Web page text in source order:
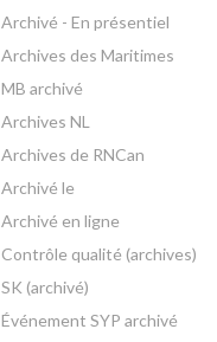
Archivé - En présentiel
Archives des Maritimes
MB archivé
Archives NL
Archives de RNCan
Archivé le
Archivé en ligne
Contrôle qualité (archives)
SK (archivé)
Événement SYP archivé